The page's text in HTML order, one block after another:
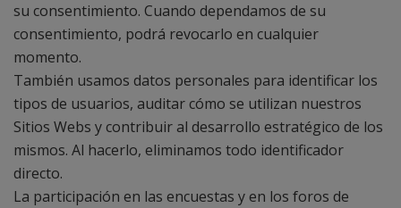
su consentimiento. Cuando dependamos de su
consentimiento, podrá revocarlo en cualquier
momento.
También usamos datos personales para identificar los
tipos de usuarios, auditar cómo se utilizan nuestros
Sitios Webs y contribuir al desarrollo estratégico de los
mismos. Al hacerlo, eliminamos todo identificador
directo.
La participación en las encuestas y en los foros de